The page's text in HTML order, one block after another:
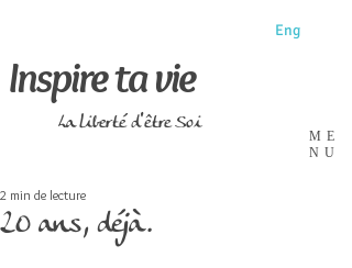
Inspire ta vie
La liberté d'être Soi
ME
NU
Eng
20 ans, déjà.
2 min de lecture